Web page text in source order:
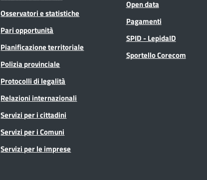
Osservatori e statistiche
Pari opportunità
Pianificazione territoriale
Polizia provinciale
Protocolli di legalità
Relazioni internazionali
Servizi per i cittadini
Servizi per i Comuni
Servizi per le imprese
Open data
Pagamenti
SPID - LepidaID
Sportello Corecom